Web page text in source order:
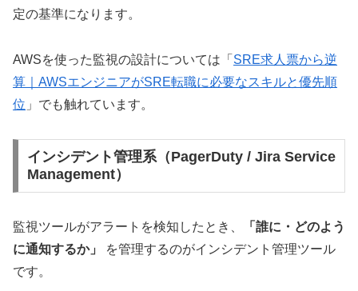
定の基準になります。
AWSを使った監視の設計については「 SRE求人票から逆
算｜AWSエンジニアがSRE転職に必要なスキルと優先順
位 」でも触れています。
インシデント管理系（PagerDuty / Jira Service
Management）
監視ツールがアラートを検知したとき、
「誰に・どのよう
に通知するか」
を管理するのがインシデント管理ツール
です。